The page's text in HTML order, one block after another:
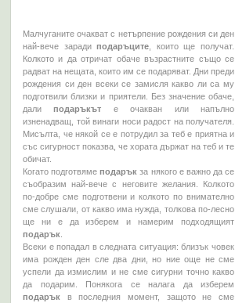
Малчуганите очакват с нетърпение рождения си ден
най-вече зарадиподаръците , които ще получат.
Колкото и да отричат обаче възрастните също се
радват на нещата, които им се подаряват. Дни преди
рождения си ден всеки се замисля какво ли са му
подготвили близки и приятели. Без значение обаче,
далиподаръкът е очакван или напълно
изненадващ, той винаги носи радост на получателя.
Мисълта, че някой се е потрудил за теб е приятна и
със сигурност показва, че хората държат на теб и те
обичат.
Когато подготвямеподарък за някого е важно да се
съобразим най-вече с неговите желания. Колкото
по-добре сме подготвени и колкото по внимателно
сме слушали, от какво има нужда, толкова по-лесно
ще ни е да изберем и намерим подходящият
подарък
Всеки е попадал в следната ситуация: близък човек
има рожден ден сле два дни, но ние още не сме
успели да измислим и не сме сигурни точно какво
да подарим. Понякога се налага да изберем
подарък в последния момент, защото не сме